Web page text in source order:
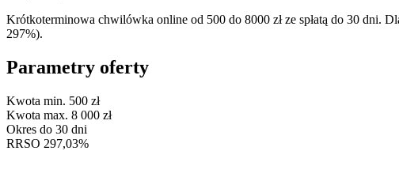
Krótkoterminowa chwilówka online od 500 do 8000 zł ze spłatą do 30 dni.
297%).
Parametry oferty
Kwota min. 500 zł
Kwota max. 8 000 zł
Okres do 30 dni
RRSO 297,03%